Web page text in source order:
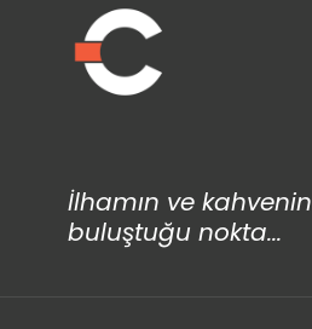
İlhamın ve kahvenin
buluştuğu nokta...